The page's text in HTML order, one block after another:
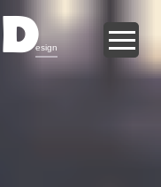
Design